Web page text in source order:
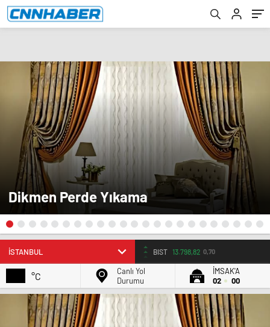
Dikmen Perde Yıkama
BIST 13.798,82 0,70
°C
Canlı Yol
Durumu
İMSAK'A
02
00